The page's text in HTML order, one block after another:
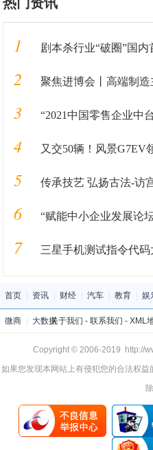
1 剧本杀行业“破圈”国内首部
2 聚焦进博会丨高端制造主
3 “2021中国零售企业中
4 又交50辆！风景G7EV
5 传承技艺 弘扬古法-访宫廷古
6 “赋能中小企业发展论
7 三星手机测试指令代码大全
首页 资讯 财经 汽车 教育 娱
微商 大数据关于我们 - 联系我们 - XML
Copyright © 2006-2019 http://
如果您发现本网站上有侵犯您的合法权